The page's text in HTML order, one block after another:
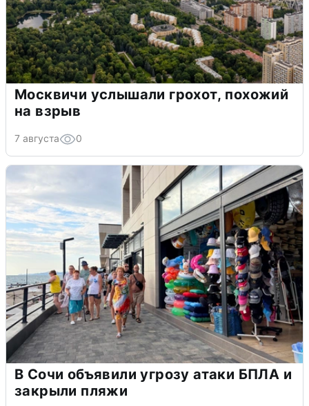
Москвичи услышали грохот, похожий
на взрыв
7 августа 0
В Сочи объявили угрозу атаки БПЛА и
закрыли пляжи